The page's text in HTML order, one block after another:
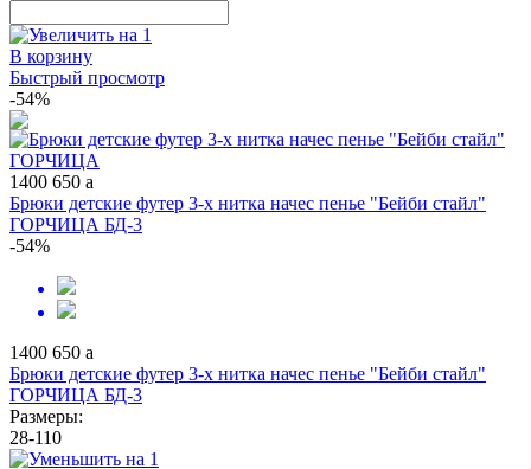
В корзину
Быстрый просмотр
-54%
1400 650 a
Брюки детские футер 3-х нитка начес пенье "Бейби стайл"
ГОРЧИЦА БД-3
-54%
1400 650 a
Брюки детские футер 3-х нитка начес пенье "Бейби стайл"
ГОРЧИЦА БД-3
Размеры:
28-110